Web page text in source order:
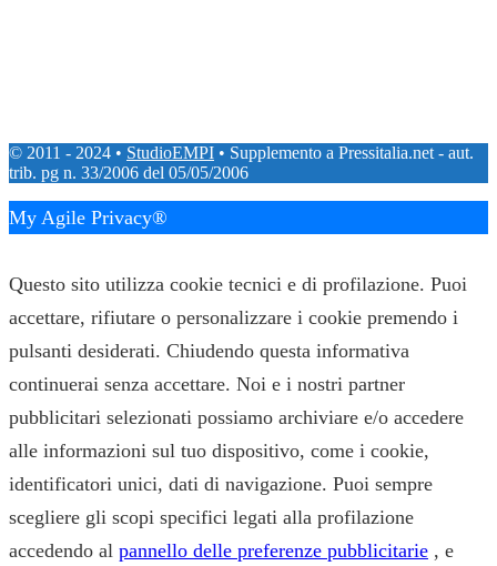
© 2011 - 2024 • StudioEMPI • Supplemento a Pressitalia.net - aut.
trib. pg n. 33/2006 del 05/05/2006
My Agile Privacy®
Questo sito utilizza cookie tecnici e di profilazione. Puoi
accettare, rifiutare o personalizzare i cookie premendo i
pulsanti desiderati. Chiudendo questa informativa
continuerai senza accettare. Noi e i nostri partner
pubblicitari selezionati possiamo archiviare e/o accedere
alle informazioni sul tuo dispositivo, come i cookie,
identificatori unici, dati di navigazione. Puoi sempre
scegliere gli scopi specifici legati alla profilazione
accedendo al pannello delle preferenze pubblicitarie , e